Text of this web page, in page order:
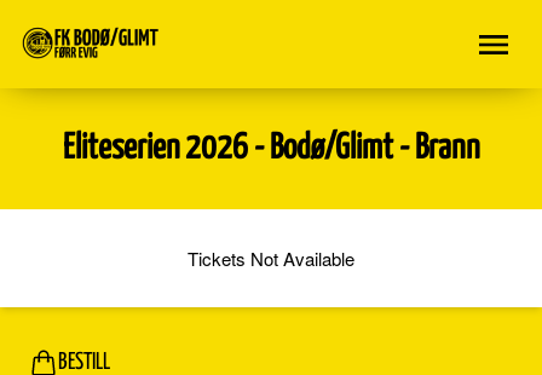
Eliteserien 2026 - Bodø/Glimt - Brann
Tickets Not Available
BESTILL